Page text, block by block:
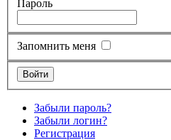
Пароль
Запомнить меня
Забыли пароль?
Забыли логин?
Регистрация